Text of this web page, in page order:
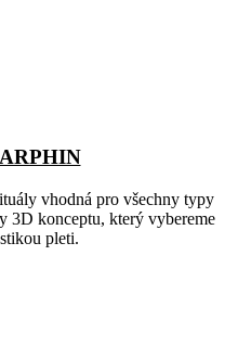
vhodná pro všechny typy
3D konceptu, který vybereme
pleti.